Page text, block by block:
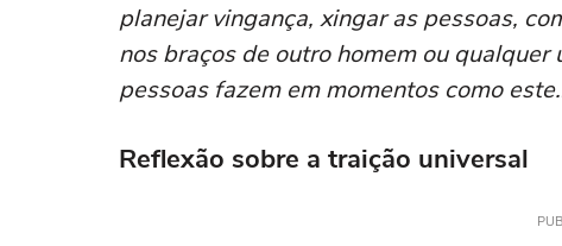
planejar vingança, xingar as pessoas,
nos braços de outro homem ou
pessoas fazem em momentos como
Reflexão sobre a traição universal